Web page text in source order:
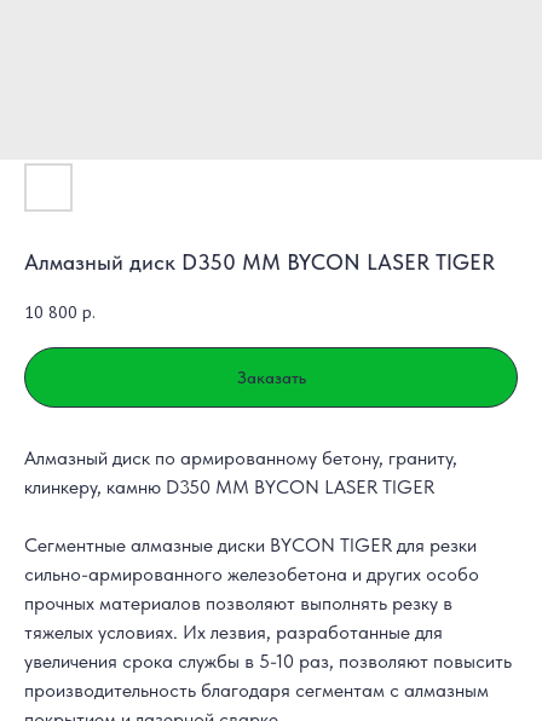
Алмазный диск D350 ММ BYCON LASER TIGER
10 800 р.
Заказать
Алмазный диск по армированному бетону, граниту,
клинкеру, камню D350 ММ BYCON LASER TIGER
Сегментные алмазные диски BYCON TIGER для резки
сильно-армированного железобетона и других особо
прочных материалов позволяют выполнять резку в
тяжелых условиях. Их лезвия, разработанные для
увеличения срока службы в 5-10 раз, позволяют повысить
производительность благодаря сегментам с алмазным